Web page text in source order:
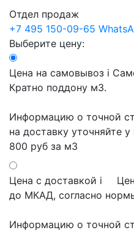
Отдел продаж
+7 495 150-09-65
Выберите цену:
Цена на самовывоз i
Кратно поддону м3.
Информацию о точной
на доставку уточняйте
800 руб за м3
Цена с доставкой i
до МКАД, согласно
Информацию о точной